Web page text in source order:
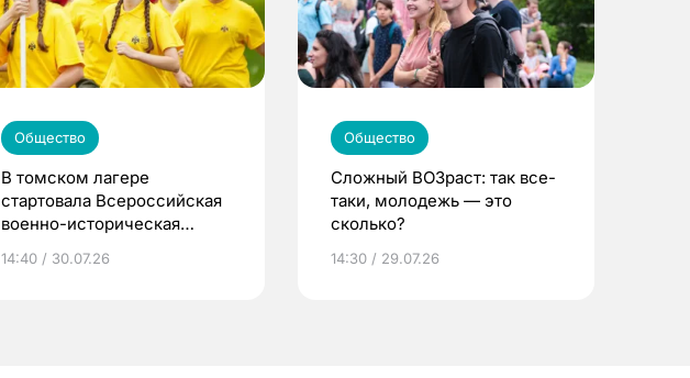
Общество
В томском лагере
стартовала Всероссийская
военно-историческая
14:40 / 30.07.26
Общество
Сложный ВОЗраст: так все-
таки, молодежь — это
сколько?
14:30 / 29.07.26